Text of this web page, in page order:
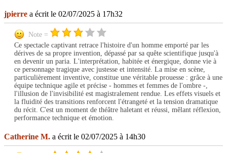
jpierre a écrit le 02/07/2025 à 17h32
Note =
Ce spectacle captivant retrace l'histoire d'un homme emporté par les
dérives de sa propre invention, dépassé par sa quête scientifique jusqu'à
en devenir un paria. L'interprétation, habitée et énergique, donne vie à
ce personnage tragique avec justesse et intensité. La mise en scène,
particulièrement inventive, constitue une véritable prouesse : grâce à une
équipe technique agile et précise - hommes et femmes de l'ombre -,
l'illusion de l'invisibilité est magistralement rendue. Les effets visuels et
la fluidité des transitions renforcent l'étrangeté et la tension dramatique
du récit. C'est un moment de théâtre haletant et réussi, mêlant réflexion,
performance technique et émotion.
Catherine M. a écrit le 02/07/2025 à 14h30